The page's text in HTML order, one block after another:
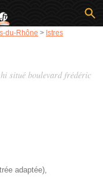
du-Rhône > Istres
situé boulevard frédéric
adaptée),